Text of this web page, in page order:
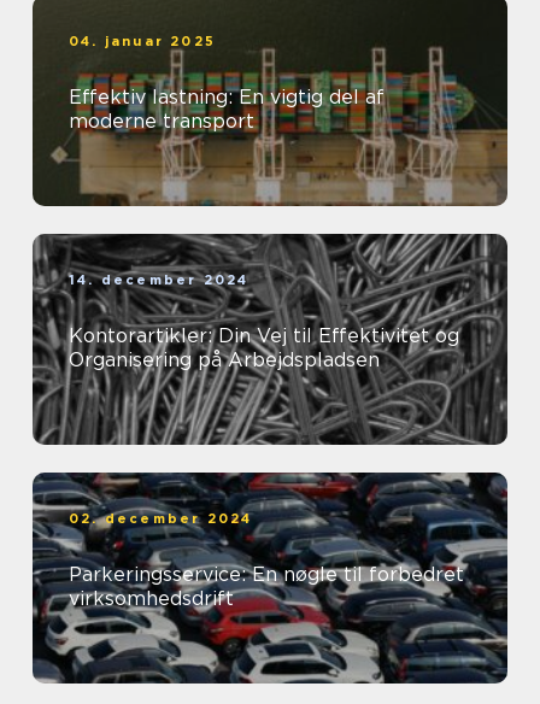
04. januar 2025
Effektiv lastning: En vigtig del af
moderne transport
14. december 2024
Kontorartikler: Din Vej til Effektivitet og
Organisering på Arbejdspladsen
02. december 2024
Parkeringsservice: En nøgle til forbedret
virksomhedsdrift